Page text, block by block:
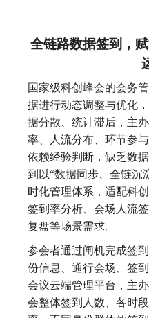
全链路数据签到，
国家级科创峰会的会务
据进行动态调整与优化
据分散、统计滞后，主
率、人流分布、环节参
依赖经验判断，缺乏数
到以“数据同步、全链沉
时化管理体系，适配科
签到率分析、会场人流
复盘等场景需求。
参会者通过闸机完成签
份信息、通行会场、签
会议云端管理平台，主
会整体签到人数、各时